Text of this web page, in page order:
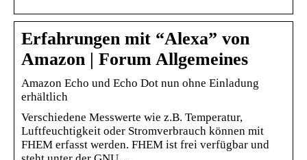
Erfahrungen mit “Alexa” von
Amazon | Forum Allgemeines
Amazon Echo und Echo Dot nun ohne Einladung
erhältlich
Verschiedene Messwerte wie z.B. Temperatur,
Luftfeuchtigkeit oder Stromverbrauch können mit
FHEM erfasst werden. FHEM ist frei verfügbar und